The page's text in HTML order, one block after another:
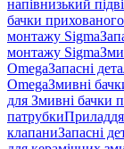
напівнизький
бачки
монтажу Sigma
монтажу Sigma
OmegaЗапасні
OmegaЗмивні
для Змивні бачки
патрубкиПриладдя
клапаниЗапасні